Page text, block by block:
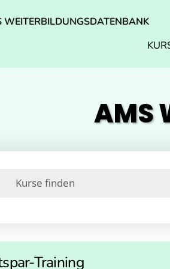
WEITERBILDUNGSDATENBANK
AMS
Training